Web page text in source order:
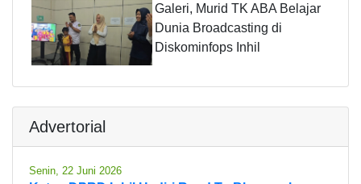
Galeri, Murid TK ABA Belajar
Dunia Broadcasting di
Diskominfops Inhil
Advertorial
Senin, 22 Juni 2026